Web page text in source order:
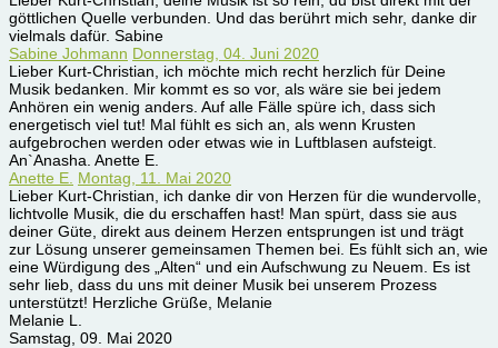
göttlichen Quelle verbunden. Und das berührt mich sehr, danke dir
vielmals dafür. Sabine
Sabine Johmann Donnerstag, 04. Juni 2020
Lieber Kurt-Christian, ich möchte mich recht herzlich für Deine
Musik bedanken. Mir kommt es so vor, als wäre sie bei jedem
Anhören ein wenig anders. Auf alle Fälle spüre ich, dass sich
energetisch viel tut! Mal fühlt es sich an, als wenn Krusten
aufgebrochen werden oder etwas wie in Luftblasen aufsteigt.
An`Anasha. Anette E.
Anette E. Montag, 11. Mai 2020
Lieber Kurt-Christian, ich danke dir von Herzen für die wundervolle,
lichtvolle Musik, die du erschaffen hast! Man spürt, dass sie aus
deiner Güte, direkt aus deinem Herzen entsprungen ist und trägt
zur Lösung unserer gemeinsamen Themen bei. Es fühlt sich an, wie
eine Würdigung des „Alten“ und ein Aufschwung zu Neuem. Es ist
sehr lieb, dass du uns mit deiner Musik bei unserem Prozess
unterstützt! Herzliche Grüße, Melanie
Melanie L.
Samstag, 09. Mai 2020